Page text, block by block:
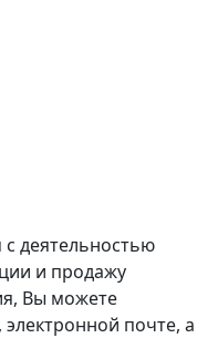
деятельностью
и продажу
Вы можете
почте, а